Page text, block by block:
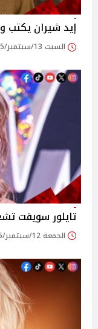
إيد شيران يكتب
السبت 13/سبتمبر/2025 - 03:12 م
تايلور سويفت
الجمعة 12/سبتمبر/2025 - 09:35 م